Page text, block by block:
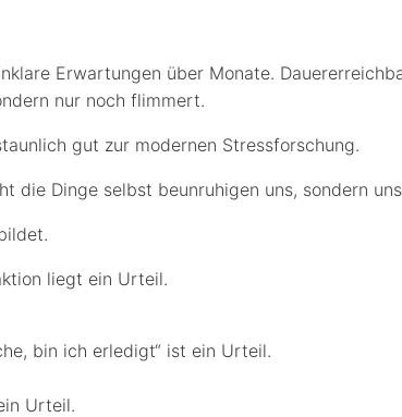
Erwartungen über Monate.
nur noch flimmert.
gut zur modernen Stressforschung.
die Dinge selbst beunruhigen uns, sondern
liegt ein Urteil.
bin ich erledigt“ ist ein Urteil.
Urteil.